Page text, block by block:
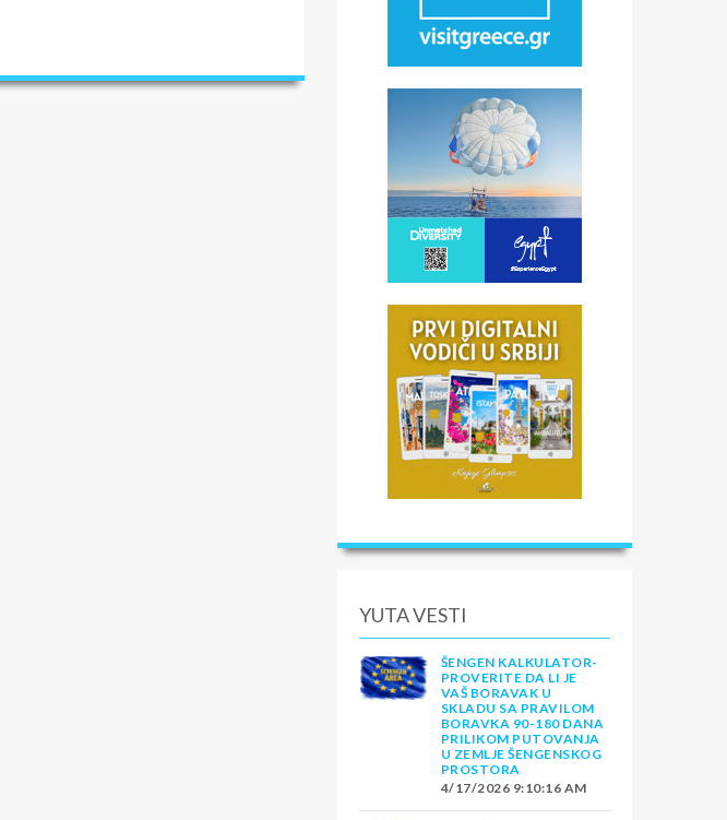
YUTA VESTI
ŠENGEN KALKULATOR-
PROVERITE DA LI JE
VAŠ BORAVAK U
SKLADU SA PRAVILOM
BORAVKA 90-180 DANA
PRILIKOM PUTOVANJA
U ZEMLJE ŠENGENSKOG
PROSTORA
4/17/2026 9:10:16 AM